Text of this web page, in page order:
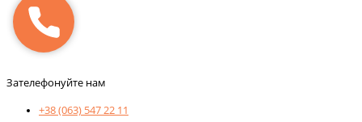
Зателефонуйте нам
+38 (063) 547 22 11